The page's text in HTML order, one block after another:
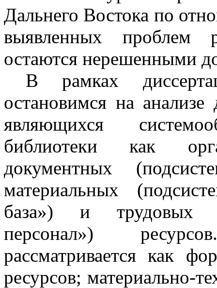
Дальнего Востока по
выявленных проблем
остаются нерешенными
В рамках
остановимся на
являющихся
библиотеки как
документных
материальных
база») и трудовых
персонал»)
рассматривается как
ресурсов; материально-